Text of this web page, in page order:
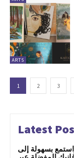
ARTS
1 2 3
Latest
بسهولة إلى